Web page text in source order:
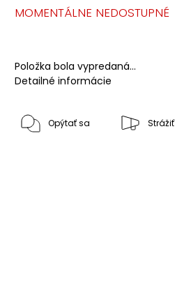
Položka bola vypredaná…
MOMENTÁLNE NEDOSTUPNÉ
Detailné informácie
Opýtať sa Strážiť